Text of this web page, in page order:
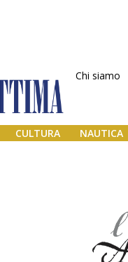
Chi siamo
CULTURA NAUTICA